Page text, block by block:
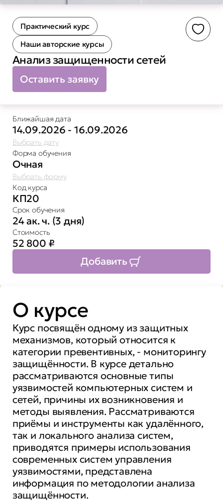
Практический курс
Наши авторские курсы
Анализ защищенности сетей
Оставить заявку
Ближайшая дата
14.09.2026 - 16.09.2026
Выбрать дату
Форма обучения
Очная
Выбрать форму
Код курса
КП20
Срок обучения
24 ак. ч. (3 дня)
Стоимость
52 800 ₽
Добавить
О курсе
Курс посвящён одному из защитных
механизмов, который относится к
категории превентивных, - мониторингу
защищённости. В курсе детально
рассматриваются основные типы
уязвимостей компьютерных систем и
сетей, причины их возникновения и
методы выявления. Рассматриваются
приёмы и инструменты как удалённого,
так и локального анализа систем,
приводятся примеры использования
современных систем управления
уязвимостями, представлена
информация по методологии анализа
защищённости.